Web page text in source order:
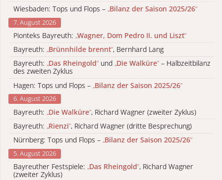
Wiesbaden: Tops und Flops – „Bilanz der Saison 2025/26“
7. August 2026
Pionteks Bayreuth: „Wagner, Dom Pedro II. und Liszt“
Bayreuth: „Brünnhilde brennt“, Bernhard Lang
Bayreuth: „Das Rheingold“ und „Die Walküre“ – Halbzeitbilanz
des zweiten Zyklus
Hagen: Tops und Flops – „Bilanz der Saison 2025/26“
6. August 2026
Bayreuth: „Die Walküre“, Richard Wagner (zweiter Zyklus)
Bayreuth: „Rienzi“, Richard Wagner (dritte Besprechung)
Nürnberg: Tops und Flops – „Bilanz der Saison 2025/26“
5. August 2026
Bayreuther Festspiele: „Das Rheingold“, Richard Wagner
(zweiter Zyklus)